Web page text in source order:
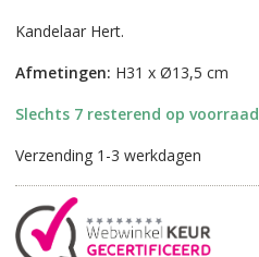
Kandelaar Hert.
Afmetingen: H31 x Ø13,5 cm
Slechts 7 resterend op voorraad
Verzending 1-3 werkdagen